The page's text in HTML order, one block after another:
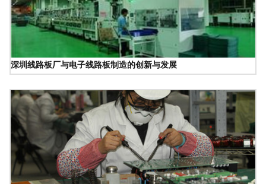
深圳线路板厂与电子线路板制造的创新与发展